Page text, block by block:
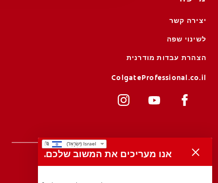
יצירה קשר
לשינוי שפה
הצהרת עבדות מודרנית
ColgateProfessional.co.il
אנו מעריכים את המשוב שלכם.